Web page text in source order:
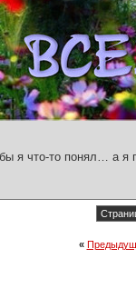
я что-то понял… а
«